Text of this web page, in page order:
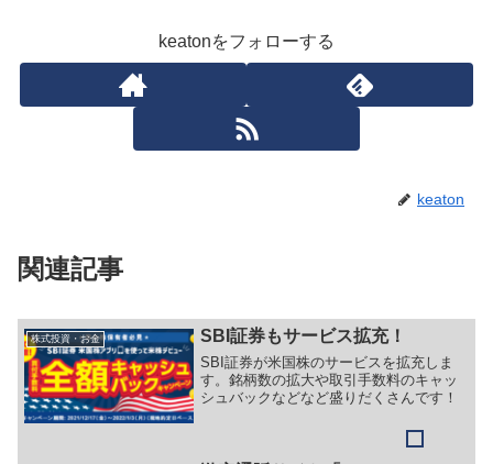
keatonをフォローする
keaton
関連記事
株式投資・お金 SBI証券もサービス拡充！
SBI証券が米国株のサービスを拡充しま
す。銘柄数の拡大や取引手数料のキャッ
シュバックなどなど盛りだくさんです！